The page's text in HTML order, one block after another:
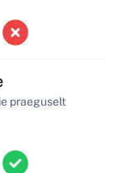
praeguselt